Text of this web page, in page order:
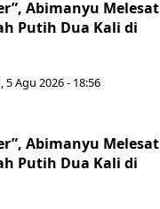
Abimanyu Melesat
Putih Dua Kali di
5 Agu 2026 - 18:56
Abimanyu Melesat
Putih Dua Kali di